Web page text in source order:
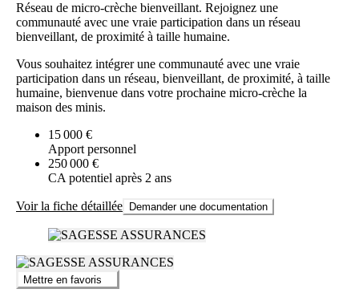
Réseau de micro-crèche bienveillant. Rejoignez une
communauté avec une vraie participation dans un réseau
bienveillant, de proximité à taille humaine.
Vous souhaitez intégrer une communauté avec une vraie
participation dans un réseau, bienveillant, de proximité, à taille
humaine, bienvenue dans votre prochaine micro-crèche la
maison des minis.
15 000 €
Apport personnel
250 000 €
CA potentiel après 2 ans
Voir la fiche détaillée Demander une documentation
Mettre en favoris